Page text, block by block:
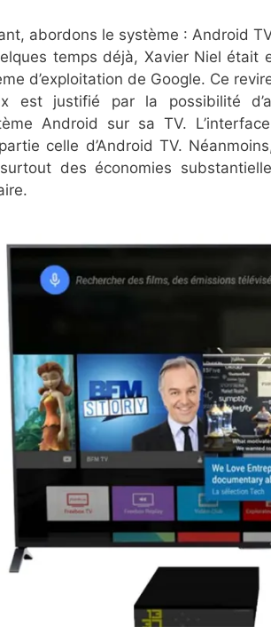
abordons le système : Android
temps déjà, Xavier Niel était
d’exploitation de Google. Ce
est justifié par la possibilité
Android sur sa TV.
celle d’Android TV.
des économies